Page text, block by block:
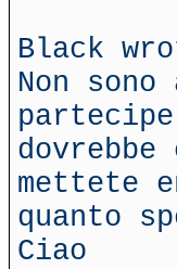
Black
Non
mettete
quanto
Ciao